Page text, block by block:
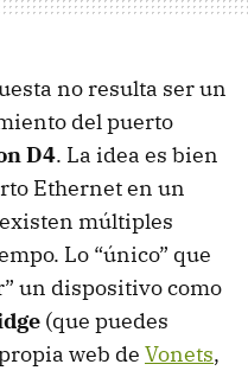
no resulta ser un
del puerto
D4. La idea es bien
Ethernet en un
múltiples
Lo “único” que
un dispositivo como
(que puedes
web de Vonets,